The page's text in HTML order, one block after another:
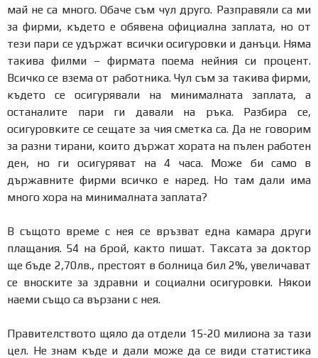
май не са много. Обаче съм чул друго. Разправяли са ми
за фирми, където е обявена официална заплата, но от
тези пари се удържат всички осигуровки и данъци. Няма
такива филми – фирмата поема нейния си процент.
Всичко се взема от работника. Чул съм за такива фирми,
където се осигурявали на минималната заплата, а
останалите пари ги давали на ръка. Разбира се,
осигуровките се сещате за чия сметка са. Да не говорим
за разни тирани, които държат хората на пълен работен
ден, но ги осигуряват на 4 часа. Може би само в
държавните фирми всичко е наред. Но там дали има
много хора на минималната заплата?
В същото време с нея се връзват една камара други
плащания. 54 на брой, както пишат. Таксата за доктор
ще бъде 2,70лв., престоят в болница бил 2%, увеличават
се вноските за здравни и социални осигуровки. Някои
наеми също са вързани с нея.
Правителството щяло да отдели 15-20 милиона за тази
цел. Не знам къде и дали може да се види статистика